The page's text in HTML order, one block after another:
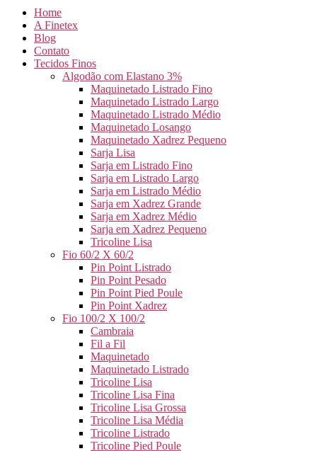
Home
A Finetex
Blog
Contato
Tecidos Finos
Algodão com Elastano 3%
Maquinetado Listrado Fino
Maquinetado Listrado Largo
Maquinetado Listrado Médio
Maquinetado Losango
Maquinetado Xadrez Pequeno
Sarja Lisa
Sarja em Listrado Fino
Sarja em Listrado Largo
Sarja em Listrado Médio
Sarja em Xadrez Grande
Sarja em Xadrez Médio
Sarja em Xadrez Pequeno
Tricoline Lisa
Fio 60/2 X 60/2
Pin Point Listrado
Pin Point Pesado
Pin Point Pied Poule
Pin Point Xadrez
Fio 100/2 X 100/2
Cambraia
Fil a Fil
Maquinetado
Maquinetado Listrado
Tricoline Lisa
Tricoline Lisa Fina
Tricoline Lisa Grossa
Tricoline Lisa Média
Tricoline Listrado
Tricoline Pied Poule